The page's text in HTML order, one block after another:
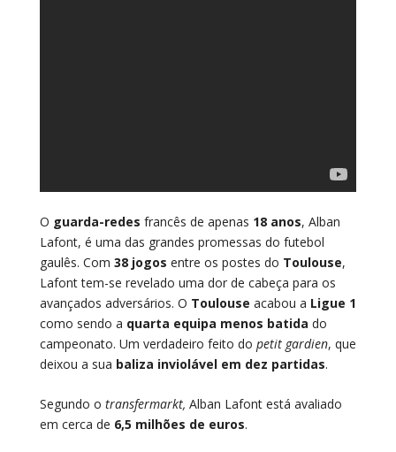
O guarda-redes francês de apenas 18 anos, Alban
Lafont, é uma das grandes promessas do futebol
gaulês. Com 38 jogos entre os postes do Toulouse,
Lafont tem-se revelado uma dor de cabeça para os
avançados adversários. O Toulouse acabou a Ligue 1
como sendo a quarta equipa menos batida do
campeonato. Um verdadeiro feito do petit gardien, que
deixou a sua baliza inviolável em dez partidas.
Segundo o transfermarkt, Alban Lafont está avaliado
em cerca de 6,5 milhões de euros.